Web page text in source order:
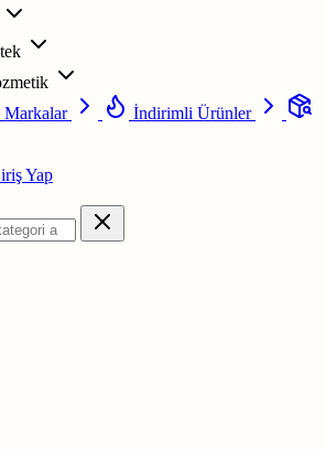
Markalar
İndirimli Ürünler
Yap